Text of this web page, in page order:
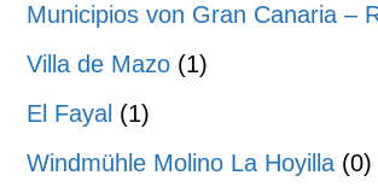
Municipios von Gran Canaria –
Villa de Mazo (1)
El Fayal (1)
Windmühle Molino La Hoyilla (0)